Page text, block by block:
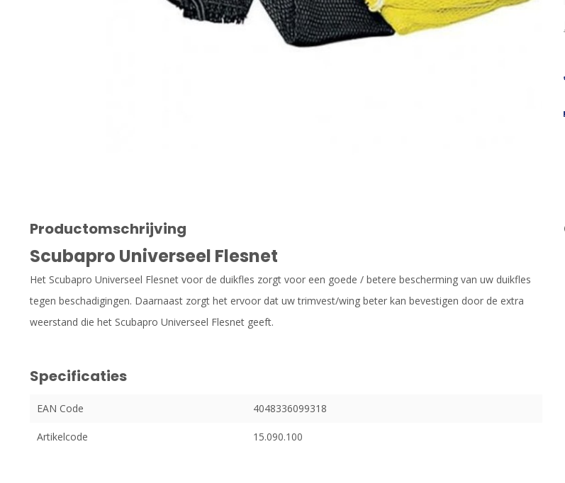
Productomschrijving
Scubapro Universeel Flesnet
Het Scubapro Universeel Flesnet voor de duikfles zorgt voor een goede / betere bescherming van uw duikfles
tegen beschadigingen. Daarnaast zorgt het ervoor dat uw trimvest/wing beter kan bevestigen door de extra
weerstand die het Scubapro Universeel Flesnet geeft.
Specificaties
EAN Code 4048336099318
Artikelcode 15.090.100